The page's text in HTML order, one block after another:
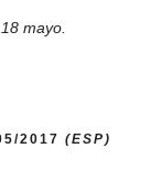
mayo.
2017 (ESP)